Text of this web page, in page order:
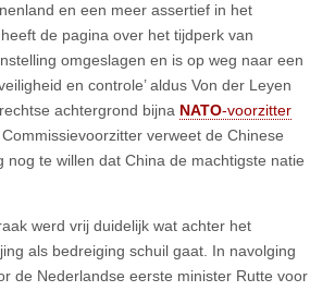
en een meer assertief in het
heeft de pagina over het tijdperk van
omgeslagen en is op weg naar een
en controle’ aldus Von der Leyen
achtergrond bijna NATO-voorzitter
Commissievoorzitter verweet de Chinese
nog te willen dat China de machtigste natie
werd vrij duidelijk wat achter het
als bedreiging schuil gaat. In navolging
de Nederlandse eerste minister Rutte voor